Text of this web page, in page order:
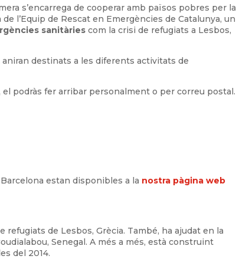
s’encarrega de cooperar amb països pobres per la
de l’Equip de Rescat en Emergències de Catalunya, un
sanitàries com la crisi de refugiats a Lesbos,
destinats a les diferents activitats de
, el podràs fer arribar personalment o per correu postal.
estan disponibles a la nostra pàgina web
de Lesbos, Grècia. També, ha ajudat en la
Senegal. A més a més, està construint
del 2014.